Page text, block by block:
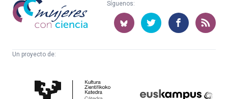
con
ciencia
Síguenos:
Un proyecto de:
Cultura